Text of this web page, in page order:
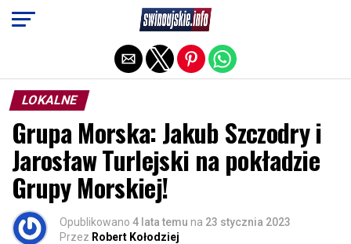
LOKALNE
Grupa Morska: Jakub Szczodry i
Jarosław Turlejski na pokładzie
Grupy Morskiej!
Opublikowano 4 lata temu na 23 stycznia 2023
Przez Robert Kołodziej
Exit mobile version